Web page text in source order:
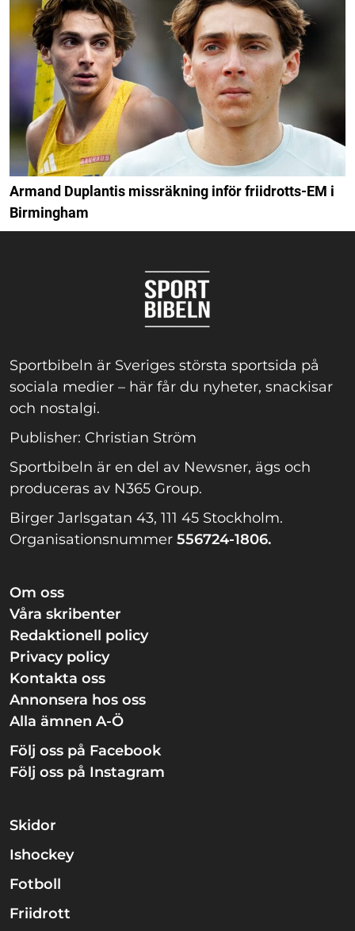
Armand Duplantis missräkning inför friidrotts-EM i
Birmingham
Sportbibeln är Sveriges största sportsida på
sociala medier – här får du nyheter, snackisar
och nostalgi.
Publisher: Christian Ström
Sportbibeln är en del av Newsner, ägs och
produceras av N365 Group.
Birger Jarlsgatan 43, 111 45 Stockholm.
Organisationsnummer 556724-1806.
Om oss
Våra skribenter
Redaktionell policy
Privacy policy
Kontakta oss
Annonsera hos oss
Alla ämnen A-Ö
Följ oss på Facebook
Följ oss på Instagram
Skidor
Ishockey
Fotboll
Friidrott